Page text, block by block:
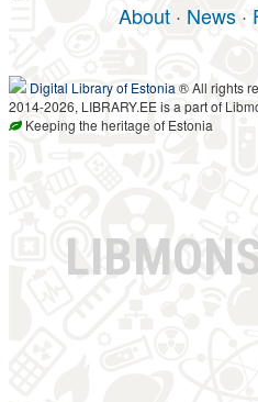
About · News ·
Digital Library of Estonia ® All rights
2014-2026, LIBRARY.EE is a part of
Keeping the heritage of Estonia